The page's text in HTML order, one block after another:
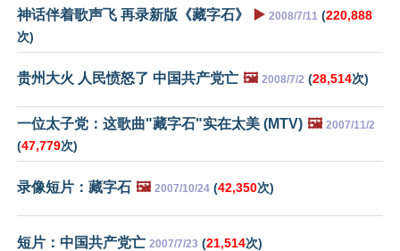
神话伴着歌声飞 再录新版《藏字石》 ▶️ 2008/7/11 (220,888
次)
贵州大火 人民愤怒了 中国共产党亡 🖼️ 2008/7/2 (28,514次)
一位太子党：这歌曲"藏字石"实在太美 (MTV) 🖼️ 2007/11/2
(47,779次)
录像短片：藏字石 🖼️ 2007/10/24 (42,350次)
短片：中国共产党亡 2007/7/23 (21,514次)